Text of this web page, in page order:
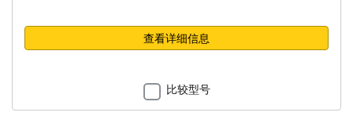
查看详细信息
比较型号